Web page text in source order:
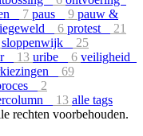
7 paus 9 pauw &
6 protest
21
sloppenwijk
25
13 uribe 6 veiligheid
69
2
13 alle tags
rechten voorbehouden.